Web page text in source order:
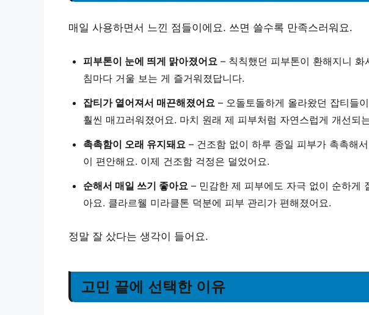
매일 사용하면서 느낀 점들이에요. 쓰면 쓸수록 만족스러워요.
피부톤이 눈에 띄게 맑아졌어요 – 칙칙했던 피부톤이 환해지니
침마다 거울 보는 게 즐거워졌답니다.
잡티가 옅어져서 매끈해졌어요 – 오돌토돌하게 올라왔던 잡티들
훨씬 매끄러워졌어요. 마치 원래 제 피부처럼 자연스럽게 개선되
촉촉함이 오래 유지돼요 – 건조함 없이 하루 종일 피부가 촉촉해
이 편안해요. 이제 건조함 걱정은 덜었어요.
순해서 매일 쓰기 좋아요 – 민감한 제 피부에도 자극 없이 순하게
아요. 클라르웰 미라클톤 덕분에 피부 관리가 편해졌어요.
정말 잘 샀다는 생각이 들어요.
고민 끝에 선택한 이유